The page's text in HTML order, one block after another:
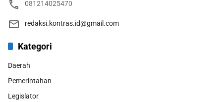
081214025470
redaksi.kontras.id@gmail.com
Kategori
Daerah
Pemerintahan
Legislator